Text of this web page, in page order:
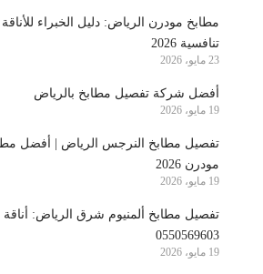
مطابخ مودرن الرياض: دليل الخبراء
تنافسية 2026
23 مايو، 2026
أفضل شركة تفصيل مطابخ بالرياض
19 مايو، 2026
تفصيل مطابخ النرجس الرياض | أفضل
مودرن 2026
19 مايو، 2026
تفصيل مطابخ ألمنيوم شرق الرياض:
0550569603
19 مايو، 2026